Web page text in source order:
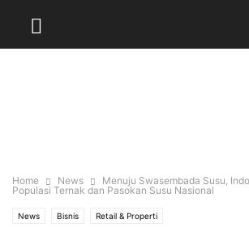
Home News
Menuju Swasembada Susu,
Populasi Ternak dan Pasokan Susu Nasional
News Bisnis Retail & Properti